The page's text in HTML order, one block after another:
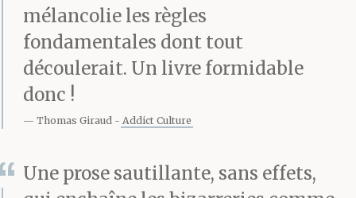
quand le fond ? Alors
toutes ces choses lui ont
répondu : Le fond, tu l’as
déjà touché, il est au-
toi. Prends la vie sans
mélancolie les règles
fondamentales dont tout
découlerait. Un livre formidable
donc !
Thomas Giraud Addict Culture
Une prose sautillante, sans effets,